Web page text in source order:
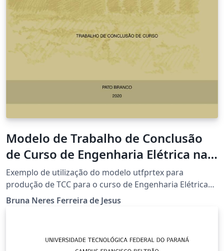
Modelo de Trabalho de Conclusão
de Curso de Engenharia Elétrica na
UTFPR-PB
Exemplo de utilização do modelo utfprtex para
produção de TCC para o curso de Engenharia Elétrica
da UTFPR campus Pato Branco. por Miguel Moreto,
2011 atualizado por Fabio Brignol de Moraes e Otavio
para fazer melhorias.
Bruna Neres Ferreira de Jesus